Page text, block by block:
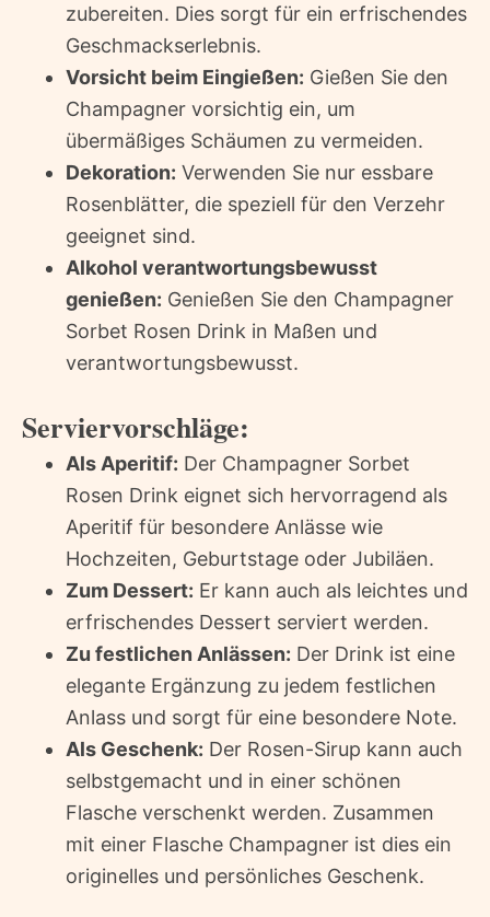
zubereiten. Dies sorgt für ein erfrischendes
Geschmackserlebnis.
Vorsicht beim Eingießen: Gießen Sie den
Champagner vorsichtig ein, um
übermäßiges Schäumen zu vermeiden.
Dekoration: Verwenden Sie nur essbare
Rosenblätter, die speziell für den Verzehr
geeignet sind.
Alkohol verantwortungsbewusst
genießen: Genießen Sie den Champagner
Sorbet Rosen Drink in Maßen und
verantwortungsbewusst.
Serviervorschläge:
Als Aperitif: Der Champagner Sorbet
Rosen Drink eignet sich hervorragend als
Aperitif für besondere Anlässe wie
Hochzeiten, Geburtstage oder Jubiläen.
Zum Dessert: Er kann auch als leichtes und
erfrischendes Dessert serviert werden.
Zu festlichen Anlässen: Der Drink ist eine
elegante Ergänzung zu jedem festlichen
Anlass und sorgt für eine besondere Note.
Als Geschenk: Der Rosen-Sirup kann auch
selbstgemacht und in einer schönen
Flasche verschenkt werden. Zusammen
mit einer Flasche Champagner ist dies ein
originelles und persönliches Geschenk.